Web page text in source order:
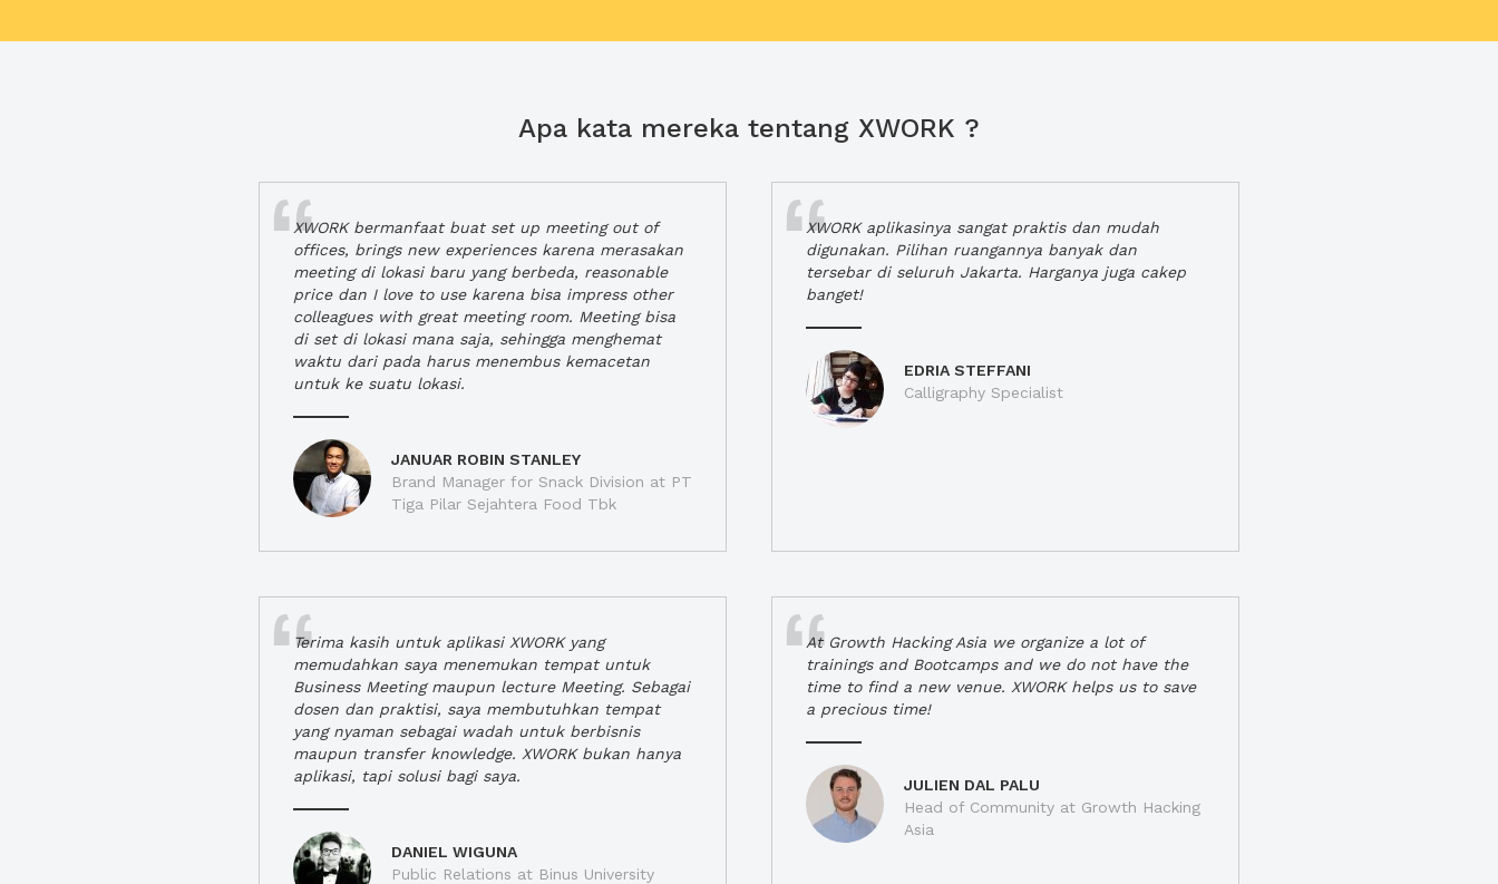
Apa kata mereka tentang XWORK ?
XWORK bermanfaat buat set up meeting out of
offices, brings new experiences karena merasakan
meeting di lokasi baru yang berbeda, reasonable
price dan I love to use karena bisa impress other
colleagues with great meeting room. Meeting bisa
di set di lokasi mana saja, sehingga menghemat
waktu dari pada harus menembus kemacetan
untuk ke suatu lokasi.
JANUAR ROBIN STANLEY
Brand Manager for Snack Division at PT
Tiga Pilar Sejahtera Food Tbk
XWORK aplikasinya sangat praktis dan mudah
digunakan. Pilihan ruangannya banyak dan
tersebar di seluruh Jakarta. Harganya juga cakep
banget!
EDRIA STEFFANI
Calligraphy Specialist
Terima kasih untuk aplikasi XWORK yang
memudahkan saya menemukan tempat untuk
Business Meeting maupun lecture Meeting. Sebagai
dosen dan praktisi, saya membutuhkan tempat
yang nyaman sebagai wadah untuk berbisnis
maupun transfer knowledge. XWORK bukan hanya
aplikasi, tapi solusi bagi saya.
DANIEL WIGUNA
Public Relations at Binus University
At Growth Hacking Asia we organize a lot of
trainings and Bootcamps and we do not have the
time to find a new venue. XWORK helps us to save
a precious time!
JULIEN DAL PALU
Head of Community at Growth Hacking
Asia